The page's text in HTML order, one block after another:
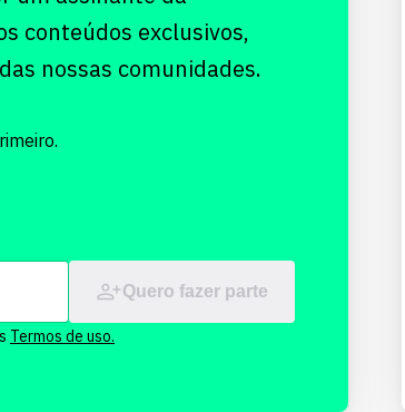
conteúdos exclusivos,
nossas comunidades.
Quero fazer parte
Termos de uso.